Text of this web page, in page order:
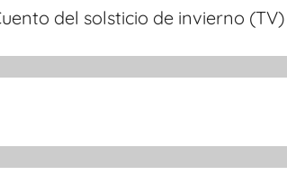
del solsticio de invierno (TV)